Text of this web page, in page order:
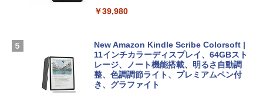
SSD インテル Core 5
FMV ノートパソコン WE1-K3 (MS 365 P
ersonal/Copilotキー搭載/Win 11/15.6型/
Core i5/16GB/SSD 512GB/ホワイト) FM
インゲームコード】 ロブロックス |オン
￥1,600
￥39,980
New Amazon Kindle Scribe Colorsoft |
11インチカラーディスプレイ、64GBスト
レージ、ノート機能搭載、明るさ自動調
整、色調調節ライト、プレミアムペン付
き、グラファイト